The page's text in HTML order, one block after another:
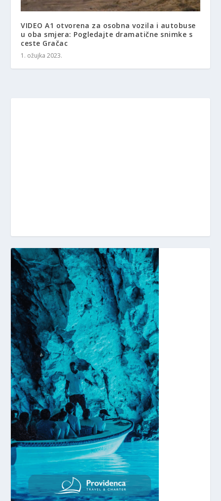
VIDEO A1 otvorena za osobna vozila i autobuse
u oba smjera: Pogledajte dramatične snimke s
ceste Gračac
1. ožujka 2023.